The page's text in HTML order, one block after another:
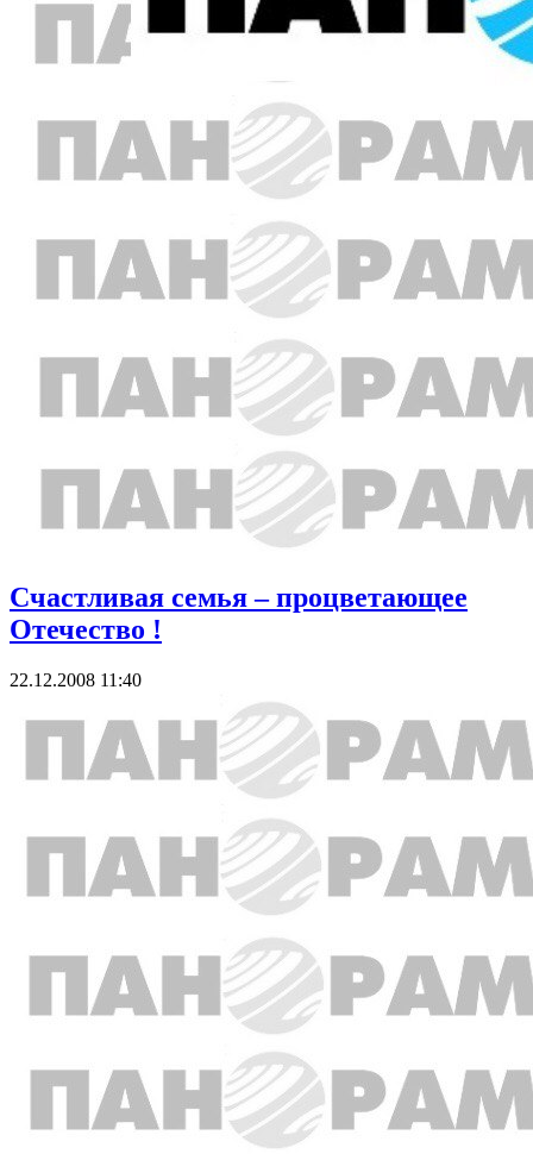
Счастливая семья – процветающее
Отечество !
22.12.2008 11:40